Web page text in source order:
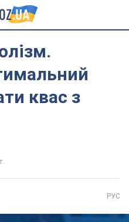
квас з
РУС